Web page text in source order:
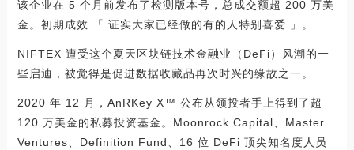
该企业在 5 个月前发布了检测版本号，总成交额超 200 万美
金。初期成效 「 证实大家已经做的有的人特别喜爱 」。
NIFTEX 遭受这个夏天区块链技术金融业（DeFi）风潮的一
些启迪，被觉得是促进数据收藏品再次时兴的缘故之一。
2020 年 12 月，AnRKey X™ 公布从领投者手上得到了超
120 万美金的私募投资基金。Moonrock Capital、Master
Ventures、Definition Fund、16 位 DeFi 顶尖知名度人员